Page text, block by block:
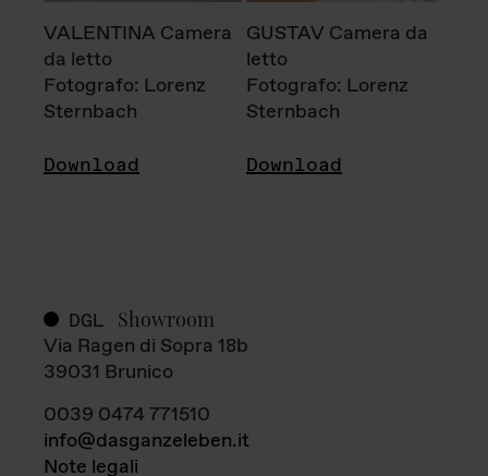
VALENTINA Camera
da letto
Fotografo: Lorenz
Sternbach
Download
GUSTAV Camera da
letto
Fotografo: Lorenz
Sternbach
Download
DGL Showroom
Via Ragen di Sopra 18b
39031 Brunico
0039 0474 771510
info@dasganzeleben.it
Note legali